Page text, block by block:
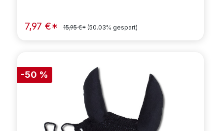
7,97 €* 15,95 €* (50.03% gespart)
-50 %